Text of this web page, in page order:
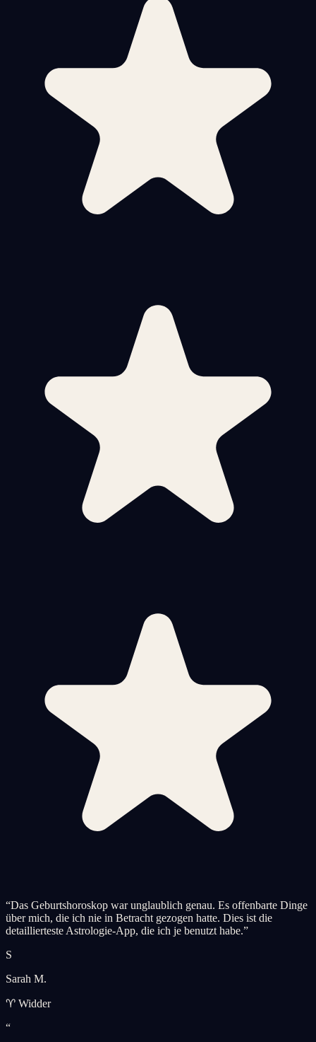
“Das Geburtshoroskop war unglaublich genau. Es offenbarte Dinge
über mich, die ich nie in Betracht gezogen hatte. Dies ist die
detaillierteste Astrologie-App, die ich je benutzt habe.”
S
Sarah M.
♈ Widder
“